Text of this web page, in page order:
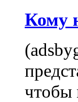
Кому
чтобы